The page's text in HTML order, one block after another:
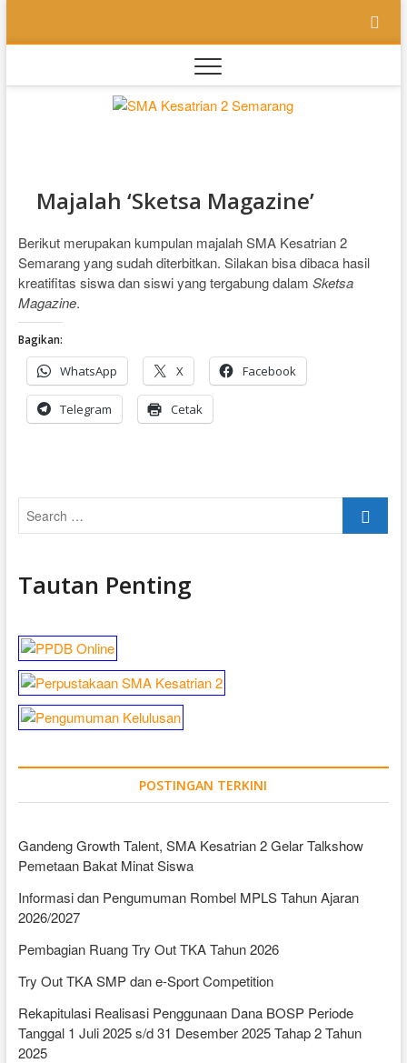
content
2
Majalah ‘Sketsa Magazine’
Berikut merupakan kumpulan majalah SMA Kesatrian 2
Semarang yang sudah diterbitkan. Silakan bisa dibaca hasil
kreatifitas siswa dan siswi yang tergabung dalam Sketsa
Magazine.
Bagikan:
WhatsApp X Facebook
Telegram Cetak
Tautan Penting
POSTINGAN TERKINI
Gandeng Growth Talent, SMA Kesatrian 2 Gelar Talkshow
Pemetaan Bakat Minat Siswa
Informasi dan Pengumuman Rombel MPLS Tahun Ajaran
2026/2027
Pembagian Ruang Try Out TKA Tahun 2026
Try Out TKA SMP dan e-Sport Competition
Rekapitulasi Realisasi Penggunaan Dana BOSP Periode
Tanggal 1 Juli 2025 s/d 31 Desember 2025 Tahap 2 Tahun
2025